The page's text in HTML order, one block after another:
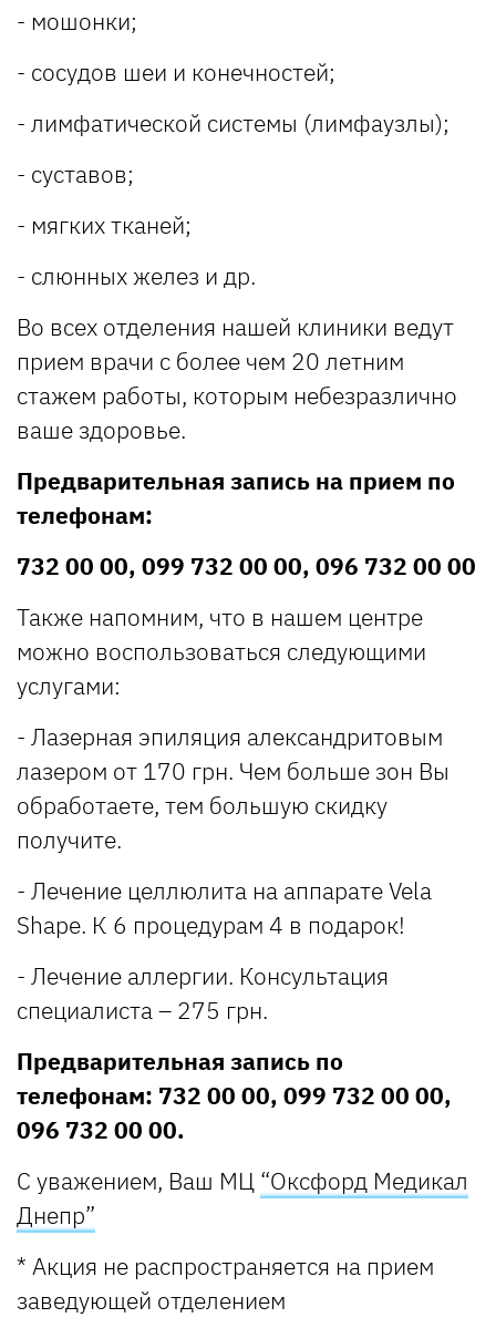
- мошонки;
- сосудов шеи и конечностей;
- лимфатической системы (лимфаузлы);
- суставов;
- мягких тканей;
- слюнных желез и др.
Во всех отделения нашей клиники ведут
прием врачи с более чем 20 летним
стажем работы, которым небезразлично
ваше здоровье.
Предварительная запись на прием по
телефонам:
732 00 00, 099 732 00 00, 096 732 00 00
Также напомним, что в нашем центре
можно воспользоваться следующими
услугами:
- Лазерная эпиляция александритовым
лазером от 170 грн. Чем больше зон Вы
обработаете, тем большую скидку
получите.
- Лечение целлюлита на аппарате Vela
Shape. К 6 процедурам 4 в подарок!
- Лечение аллергии. Консультация
специалиста – 275 грн.
Предварительная запись по
телефонам: 732 00 00, 099 732 00 00,
096 732 00 00.
С уважением, Ваш МЦ “Оксфорд Медикал
Днепр”
* Акция не распространяется на прием
заведующей отделением